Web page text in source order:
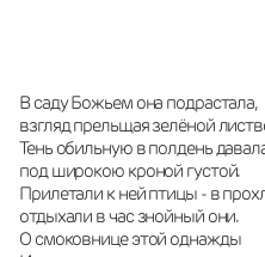
В саду Божьем она подрастала,
взгляд прельщая зелёной
Тень обильную в полдень
под широкою кроной густой.
Прилетали к ней птицы - в
отдыхали в час знойный они.
О смоковнице этой однажды